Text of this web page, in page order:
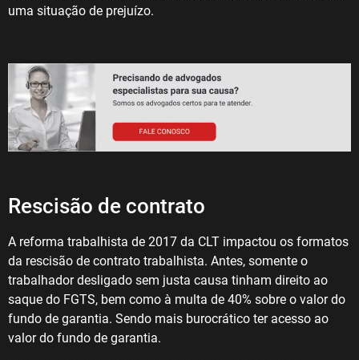
uma situação de prejuízo.
Rescisão de contrato
A reforma trabalhista de 2017 da CLT impactou os formatos
da rescisão de contrato trabalhista. Antes, somente o
trabalhador desligado sem justa causa tinham direito ao
saque do FGTS, bem como à multa de 40% sobre o valor do
fundo de garantia. Sendo mais burocrático ter acesso ao
valor do fundo de garantia.